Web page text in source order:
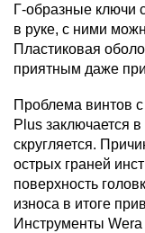
Г-образные ключи
в руке, с ними
Пластиковая
приятным даже
Проблема винтов
Plus заключается
скругляется.
острых граней
поверхность
износа в итоге
Инструменты